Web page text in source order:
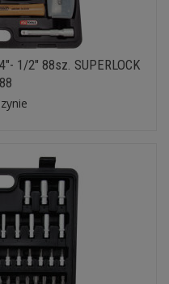
1/2" 88sz. SUPERLOCK